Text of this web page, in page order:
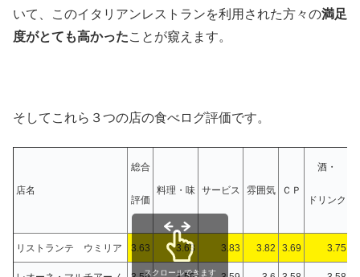
いて、このイタリアンレストランを利用された方々の満足
度がとても高かったことが窺えます。
そしてこれら３つの店の食べログ評価です。
店名
総合
評価
料理・味 サービス 雰囲気 ＣＰ
酒・
ドリンク
リストランテ ウミリア 3.63 3.63 3.83 3.82 3.69 3.75
スクロールできます